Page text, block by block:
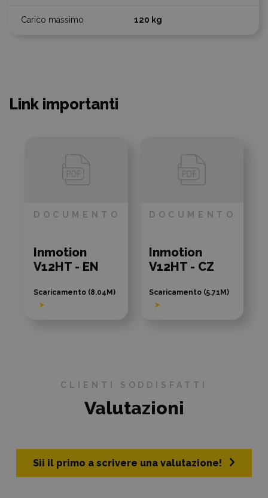
120 kg
Link importanti
DOCUMENTO
Inmotion
V12HT - EN
Scaricamento (8.04M)
DOCUMENTO
Inmotion
V12HT - CZ
Scaricamento (5.71M)
CLIENTI SODDISFATTI
Valutazioni
Sii il primo a scrivere una valutazione!